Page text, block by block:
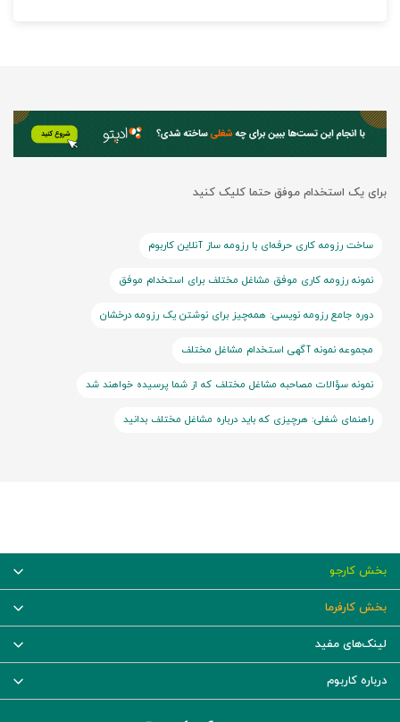
برای یک استخدام موفق حتما کلیک کنید
ساخت رزومه کاری حرفه‌ای با رزومه ساز آنلاین کاربوم
نمونه رزومه کاری موفق مشاغل مختلف برای استخدام موفق
دوره جامع رزومه نویسی: همه‌چیز برای نوشتن یک رزومه درخشان
مجموعه نمونه آگهی استخدام مشاغل مختلف
نمونه سؤالات مصاحبه مشاغل مختلف که از شما پرسیده خواهند شد
راهنمای شغلی: هرچیزی که باید درباره مشاغل مختلف بدانید
بخش کارجو
بخش کارفرما
لینک‌های مفید
درباره کاربوم